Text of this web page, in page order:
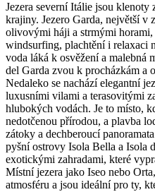
Jezera severní Itálie jsou klenoty
krajiny. Jezero Garda, největší v
olivovými háji a strmými
windsurfing, plachtění i relaxaci
voda láká k osvěžení a malebná
del Garda zvou k procházkám a
Nedaleko se nachází elegantní
luxusními vilami a terasovitými
hlubokých vodách. Je to místo,
nedotčenou přírodou, a plavba
zátoky a dechberoucí
pyšní ostrovy Isola Bella a Isola
exotickými zahradami, které
Místní jezera jako Iseo nebo
atmosféru a jsou ideální pro ty,